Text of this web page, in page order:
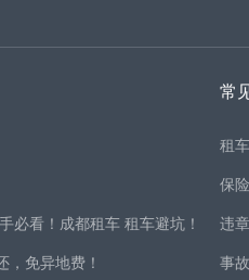
必看！成都租车 租车避坑！
，免异地费！
常
租
保
违
事